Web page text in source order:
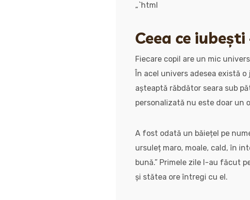
„`html
Ceea ce
Fiecare copil are un mic
În acel univers adesea există
așteaptă răbdător seara sub
personalizată nu este doar un
A fost odată un băiețel pe
ursuleț maro, moale, cald, în
bună.” Primele zile l-au făcut
și stătea ore întregi cu el.